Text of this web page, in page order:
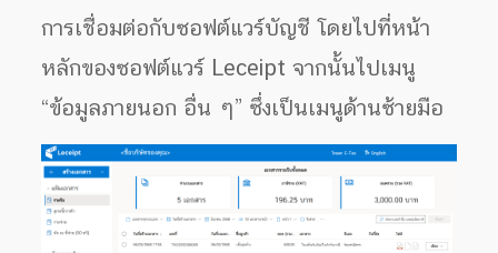
การเชื่อมต่อกับซอฟต์แวร์บัญชี โดยไปที่หน้า
หลักของซอฟต์แวร์ Leceipt จากนั้นไปเมนู
“ข้อมูลภายนอก อื่น ๆ” ซึ่งเป็นเมนูด้านซ้ายมือ